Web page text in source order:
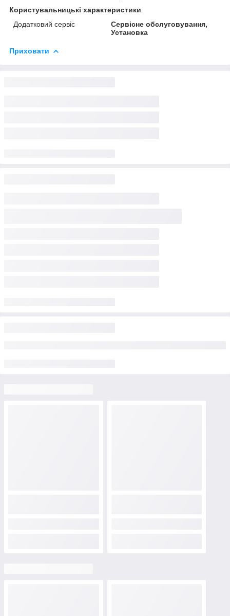
Користувальницькі характеристики
Додатковий сервіс
Сервісне обслуговування,
Установка
Приховати